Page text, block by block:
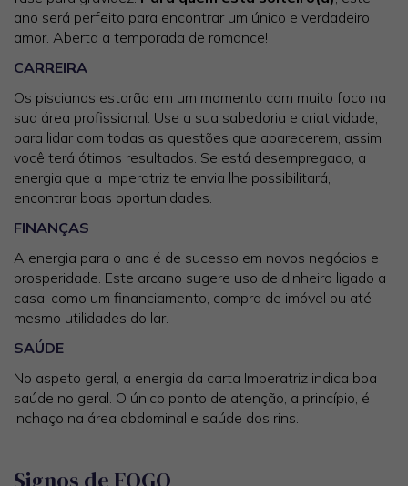
ano será perfeito para encontrar um único e verdadeiro
amor. Aberta a temporada de romance!
CARREIRA
Os piscianos estarão em um momento com muito foco na
sua área profissional. Use a sua sabedoria e criatividade,
para lidar com todas as questões que aparecerem, assim
você terá ótimos resultados. Se está desempregado, a
energia que a Imperatriz te envia lhe possibilitará,
encontrar boas oportunidades.
FINANÇAS
A energia para o ano é de sucesso em novos negócios e
prosperidade. Este arcano sugere uso de dinheiro ligado a
casa, como um financiamento, compra de imóvel ou até
mesmo utilidades do lar.
SAÚDE
No aspeto geral, a energia da carta Imperatriz indica boa
saúde no geral. O único ponto de atenção, a princípio, é
inchaço na área abdominal e saúde dos rins.
Signos de FOGO